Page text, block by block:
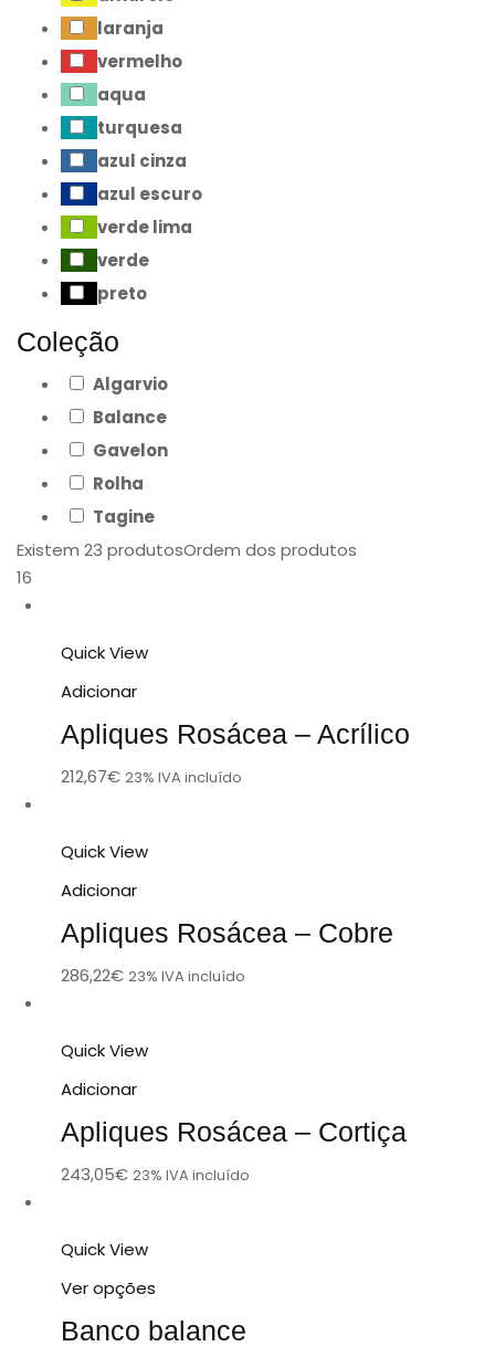
laranja
vermelho
aqua
turquesa
azul cinza
azul escuro
verde lima
verde
preto
Coleção
Algarvio
Balance
Gavelon
Rolha
Tagine
Existem 23 produtosOrdem dos produtos
16
Quick View
Adicionar
Apliques Rosácea – Acrílico
212,67€ 23% IVA incluído
Quick View
Adicionar
Apliques Rosácea – Cobre
286,22€ 23% IVA incluído
Quick View
Adicionar
Apliques Rosácea – Cortiça
243,05€ 23% IVA incluído
Quick View
Ver opções
Banco balance